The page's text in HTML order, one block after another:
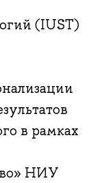
(IUST)
в рамках
НИУ